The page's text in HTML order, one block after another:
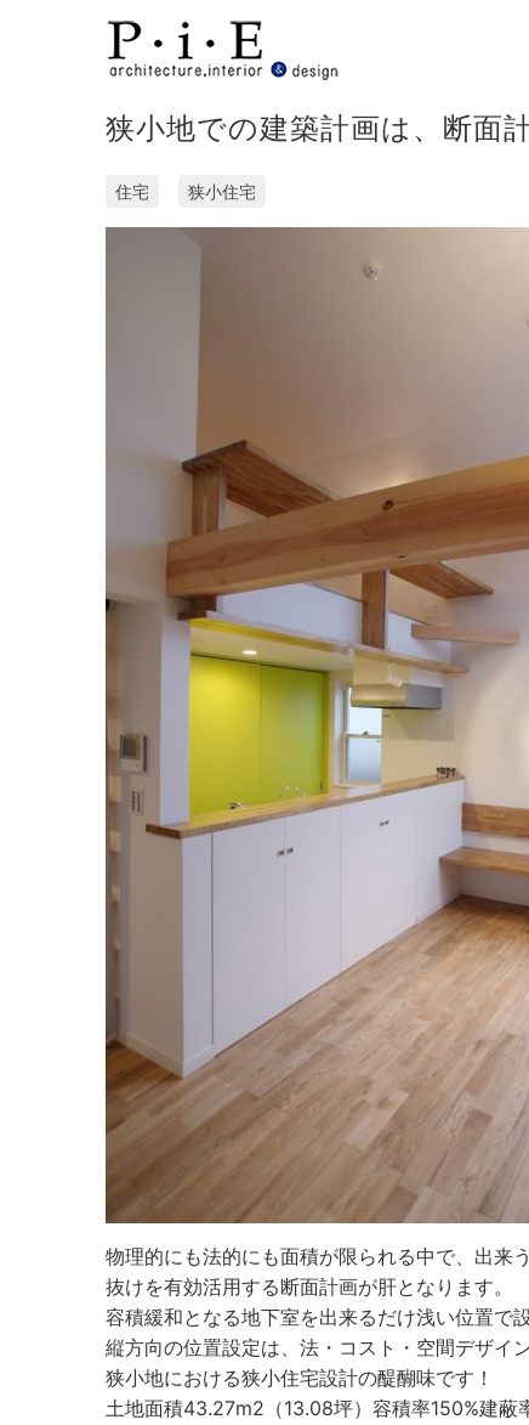
狭小地での建築計画は、断面
住宅 狭小住宅
物理的にも法的にも面積が限られる中で、出来
抜けを有効活用する断面計画が肝となります。
容積緩和となる地下室を出来るだけ浅い位置で
縦方向の位置設定は、法・コスト・空間デザイ
狭小地における狭小住宅設計の醍醐味です！
土地面積43.27m2（13.08坪）容積率150%建